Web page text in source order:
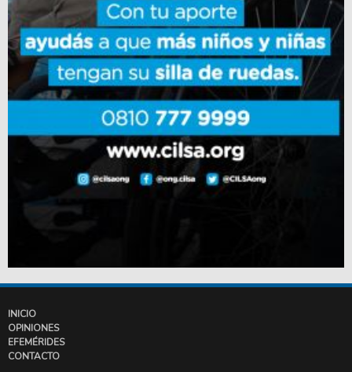
INICIO
OPINIONES
EFEMÉRIDES
CONTACTO